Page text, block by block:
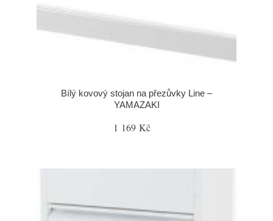
Bílý kovový stojan na přezůvky Line –
YAMAZAKI
1 169 Kč